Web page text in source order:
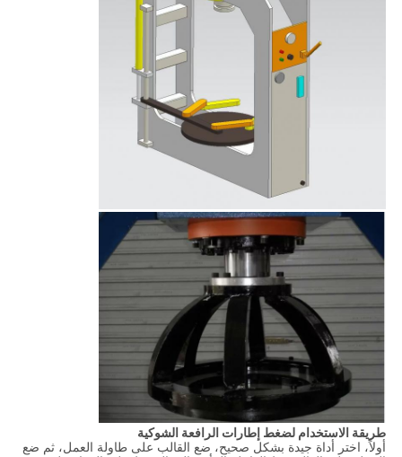
طريقة الاستخدام لضغط إطارات الرافعة الشوكية
أولاً، اختر أداة جيدة بشكل صحيح، ضع القالب على طاولة العمل، ثم ضع